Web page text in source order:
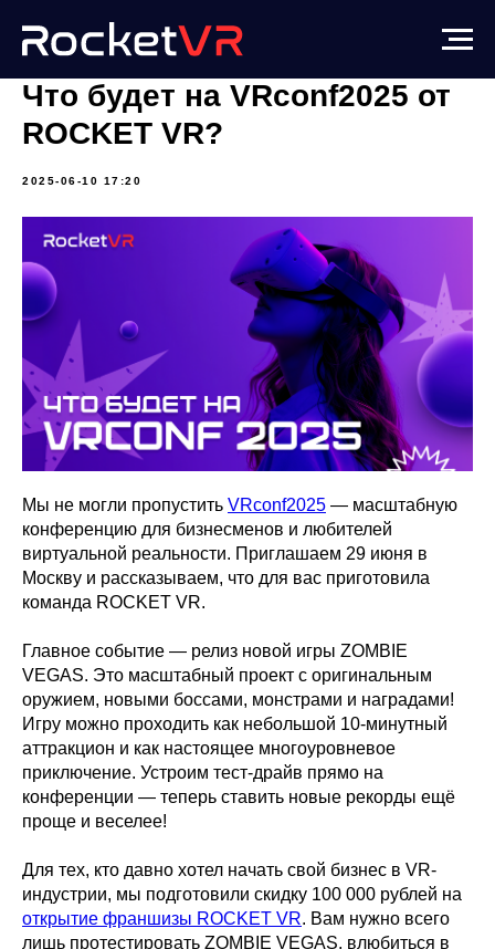
Что будет на VRconf2025 от
ROCKET VR?
2025-06-10 17:20
Мы не могли пропустить VRconf2025 — масштабную
конференцию для бизнесменов и любителей
виртуальной реальности. Приглашаем 29 июня в
Москву и рассказываем, что для вас приготовила
команда ROCKET VR.
Главное событие — релиз новой игры ZOMBIE
VEGAS. Это масштабный проект с оригинальным
оружием, новыми боссами, монстрами и наградами!
Игру можно проходить как небольшой 10-минутный
аттракцион и как настоящее многоуровневое
приключение. Устроим тест-драйв прямо на
конференции — теперь ставить новые рекорды ещё
проще и веселее!
Для тех, кто давно хотел начать свой бизнес в VR-
индустрии, мы подготовили скидку 100 000 рублей на
открытие франшизы ROCKET VR. Вам нужно всего
лишь протестировать ZOMBIE VEGAS, влюбиться в